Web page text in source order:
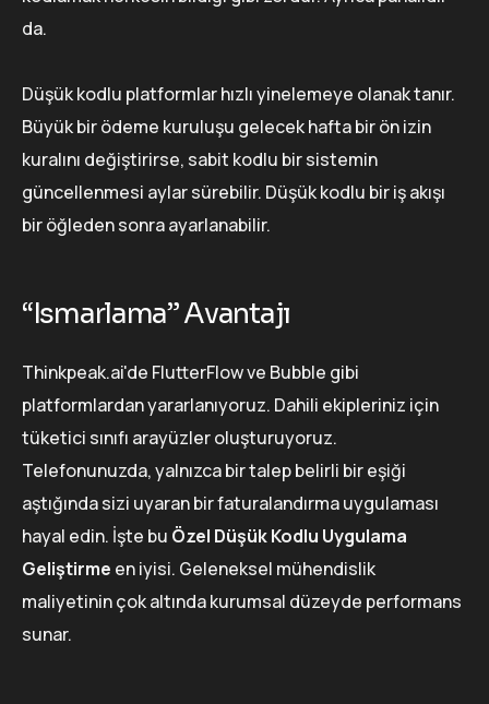
da.
Düşük kodlu platformlar hızlı yinelemeye olanak tanır.
Büyük bir ödeme kuruluşu gelecek hafta bir ön izin
kuralını değiştirirse, sabit kodlu bir sistemin
güncellenmesi aylar sürebilir. Düşük kodlu bir iş akışı
bir öğleden sonra ayarlanabilir.
“Ismarlama” Avantajı
Thinkpeak.ai'de FlutterFlow ve Bubble gibi
platformlardan yararlanıyoruz. Dahili ekipleriniz için
tüketici sınıfı arayüzler oluşturuyoruz.
Telefonunuzda, yalnızca bir talep belirli bir eşiği
aştığında sizi uyaran bir faturalandırma uygulaması
hayal edin. İşte bu Özel Düşük Kodlu Uygulama
Geliştirme en iyisi. Geleneksel mühendislik
maliyetinin çok altında kurumsal düzeyde performans
sunar.